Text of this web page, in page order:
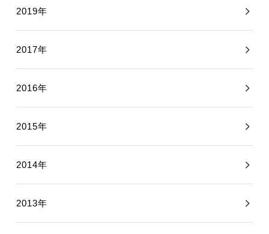
2019年
2017年
2016年
2015年
2014年
2013年